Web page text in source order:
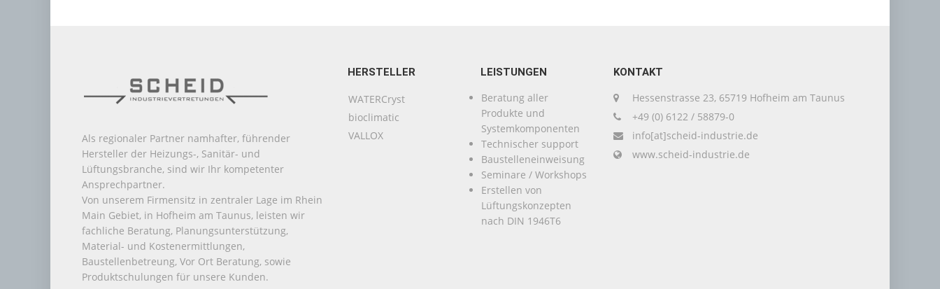
Als regionaler Partner namhafter, führender
Hersteller der Heizungs-, Sanitär- und
Lüftungsbranche, sind wir Ihr kompetenter
Ansprechpartner.
Von unserem Firmensitz in zentraler Lage im Rhein
Main Gebiet, in Hofheim am Taunus, leisten wir
fachliche Beratung, Planungsunterstützung,
Material- und Kostenermittlungen,
Baustellenbetreung, Vor Ort Beratung, sowie
Produktschulungen für unsere Kunden.
HERSTELLER
WATERCryst
bioclimatic
VALLOX
LEISTUNGEN
Beratung aller
Produkte und
Systemkomponenten
Technischer support
Baustelleneinweisung
Seminare / Workshops
Erstellen von
Lüftungskonzepten
nach DIN 1946T6
KONTAKT
Hessenstrasse 23, 65719 Hofheim am Taunus
+49 (0) 6122 / 58879-0
info[at]scheid-industrie.de
www.scheid-industrie.de